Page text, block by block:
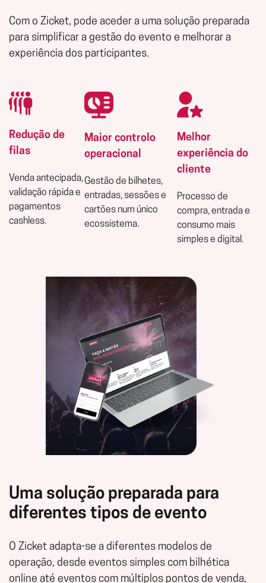
Com o Zicket, pode aceder a uma solução preparada
para simplificar a gestão do evento e melhorar a
experiência dos participantes.
Redução de
filas
Venda antecipada,
validação rápida e
pagamentos
cashless.
Maior controlo
operacional
Gestão de bilhetes,
entradas, sessões e
cartões num único
ecossistema.
Melhor
experiência do
cliente
Processo de
compra, entrada e
consumo mais
simples e digital.
Uma solução preparada para
diferentes tipos de evento
O Zicket adapta-se a diferentes modelos de
operação, desde eventos simples com bilhética
online até eventos com múltiplos pontos de venda,